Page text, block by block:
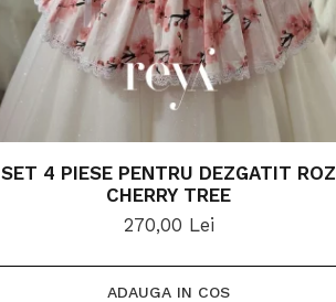
SET 4 PIESE PENTRU DEZGATIT ROZ
CHERRY TREE
270,00 Lei
ADAUGA IN COS